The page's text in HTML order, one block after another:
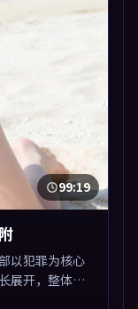
99:19
以犯罪为核心
展开，整体节